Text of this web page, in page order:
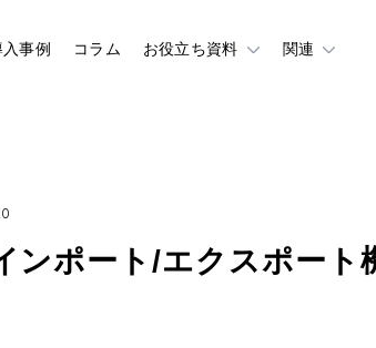
事例 コラム お役立ち資料 関連
ンポート/エクスポート